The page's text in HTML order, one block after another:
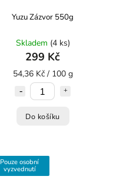
Yuzu Zázvor 550g
Skladem (4 ks)
299 Kč
54,36 Kč / 100 g
Do košíku
Pouze osobní
vyzvednutí